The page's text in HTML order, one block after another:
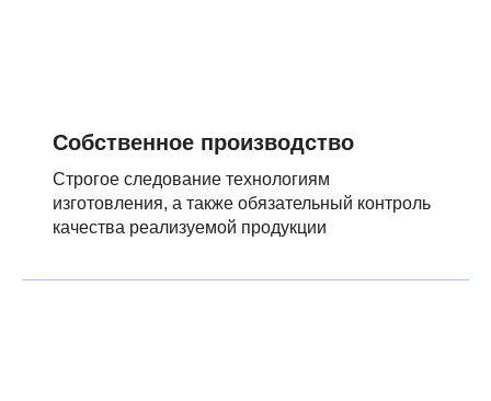
Собственное производство
Строгое следование технологиям
изготовления, а также обязательный контроль
качества реализуемой продукции